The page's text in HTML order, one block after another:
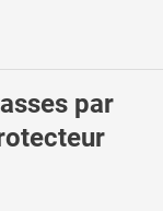
par